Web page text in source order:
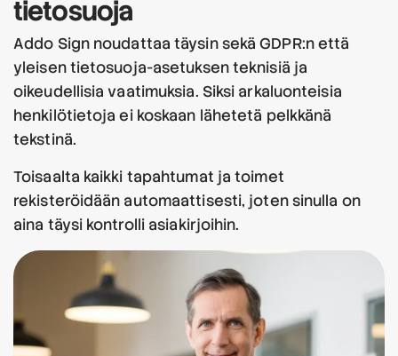
tietosuoja
Addo Sign noudattaa täysin sekä GDPR:n että
yleisen tietosuoja-asetuksen teknisiä ja
oikeudellisia vaatimuksia. Siksi arkaluonteisia
henkilötietoja ei koskaan lähetetä pelkkänä
tekstinä.
Toisaalta kaikki tapahtumat ja toimet
rekisteröidään automaattisesti, joten sinulla on
aina täysi kontrolli asiakirjoihin.